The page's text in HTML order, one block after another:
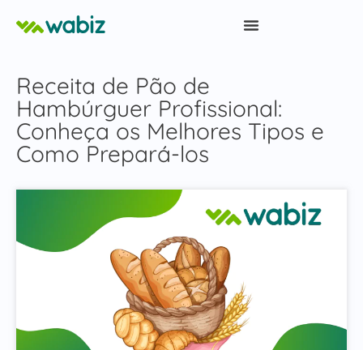
Receita de Pão de
Hambúrguer Profissional:
Conheça os Melhores Tipos e
Como Prepará-los